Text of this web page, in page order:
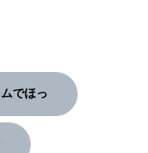
運術。」
。」
でほっ